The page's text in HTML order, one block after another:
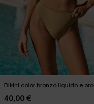
Bikini color bronzo liquido e oro
40,00 €